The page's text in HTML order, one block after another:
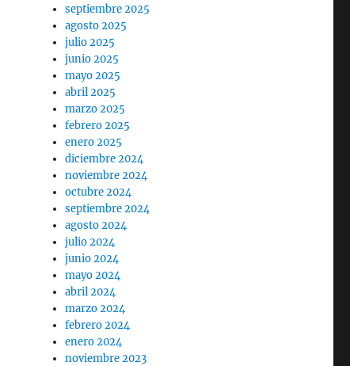
septiembre 2025
agosto 2025
julio 2025
junio 2025
mayo 2025
abril 2025
marzo 2025
febrero 2025
enero 2025
diciembre 2024
noviembre 2024
octubre 2024
septiembre 2024
agosto 2024
julio 2024
junio 2024
mayo 2024
abril 2024
marzo 2024
febrero 2024
enero 2024
noviembre 2023